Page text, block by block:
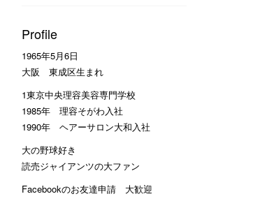
Profile
1965年5月6日
大阪 東成区生まれ
1東京中央理容美容専門学校
1985年 理容そがわ入社
1990年 ヘアーサロン大和入社
大の野球好き
読売ジャイアンツの大ファン
Facebookのお友達申請 大歓迎